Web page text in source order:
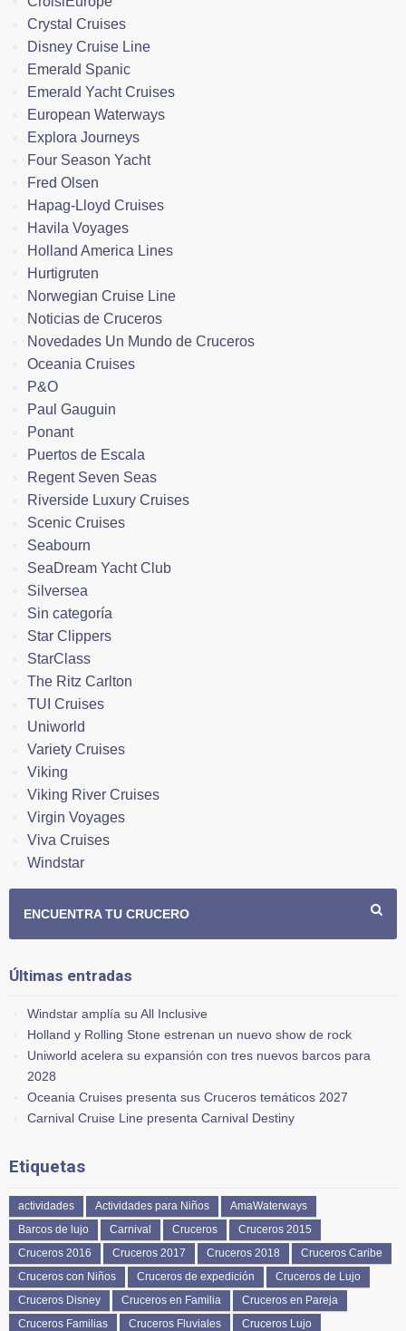
Crystal Cruises
Disney Cruise Line
Emerald Spanic
Emerald Yacht Cruises
European Waterways
Explora Journeys
Four Season Yacht
Fred Olsen
Hapag-Lloyd Cruises
Havila Voyages
Holland America Lines
Hurtigruten
Norwegian Cruise Line
Noticias de Cruceros
Novedades Un Mundo de Cruceros
Oceania Cruises
P&O
Paul Gauguin
Ponant
Puertos de Escala
Regent Seven Seas
Riverside Luxury Cruises
Scenic Cruises
Seabourn
SeaDream Yacht Club
Silversea
Sin categoría
Star Clippers
StarClass
The Ritz Carlton
TUI Cruises
Uniworld
Variety Cruises
Viking
Viking River Cruises
Virgin Voyages
Viva Cruises
Windstar
ENCUENTRA TU CRUCERO
Últimas entradas
Windstar amplía su All Inclusive
Holland y Rolling Stone estrenan un nuevo show de rock
Uniworld acelera su expansión con tres nuevos barcos para
2028
Oceania Cruises presenta sus Cruceros temáticos 2027
Carnival Cruise Line presenta Carnival Destiny
Etiquetas
actividades Actividades para Niños
AmaWaterways
Barcos de lujo
Carnival Cruceros
Cruceros 2015
Cruceros 2016
Cruceros 2017 Cruceros 2018
Cruceros Caribe
Cruceros con Niños
Cruceros de expedición
Cruceros de Lujo
Cruceros Disney
Cruceros en Familia
Cruceros en Pareja
Cruceros Familias
Cruceros Fluviales
Cruceros Lujo